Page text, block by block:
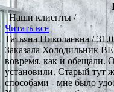
Наши клиенты /
Читать все
Татьяна Николаевна/
Заказала Холодильник
вовремя. как и обещали.
установили. Старый тут
способами - мне было